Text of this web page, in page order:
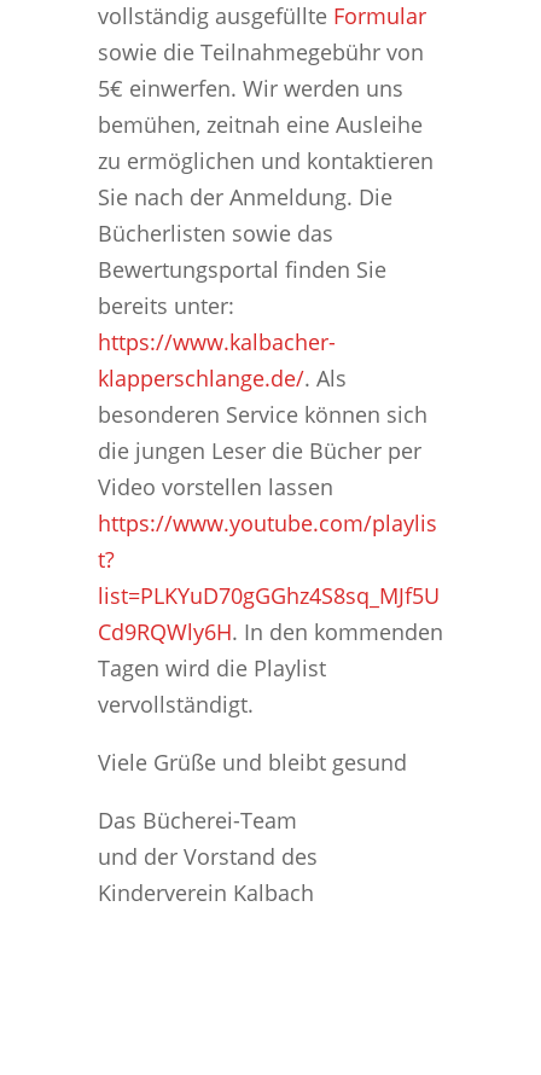
vollständig ausgefüllte Formular
sowie die Teilnahmegebühr von
5€ einwerfen. Wir werden uns
bemühen, zeitnah eine Ausleihe
zu ermöglichen und kontaktieren
Sie nach der Anmeldung. Die
Bücherlisten sowie das
Bewertungsportal finden Sie
bereits unter:
https://www.kalbacher-
klapperschlange.de/. Als
besonderen Service können sich
die jungen Leser die Bücher per
Video vorstellen lassen
https://www.youtube.com/playlis
t?
list=PLKYuD70gGGhz4S8sq_MJf5U
Cd9RQWly6H. In den kommenden
Tagen wird die Playlist
vervollständigt.
Viele Grüße und bleibt gesund
Das Bücherei-Team
und der Vorstand des
Kinderverein Kalbach